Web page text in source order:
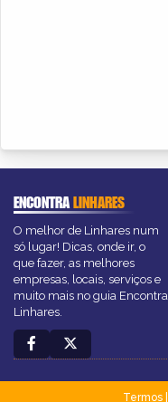
ENCONTRALINHARES
O melhor de Linhares num
só lugar! Dicas, onde ir, o
que fazer, as melhores
empresas, locais, serviços e
muito mais no guia Encontra
Linhares.
Termos|